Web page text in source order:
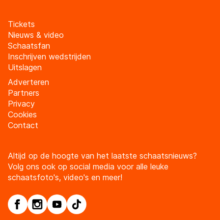
Tickets
Nieuws & video
Schaatsfan
Inschrijven wedstrijden
Uitslagen
Adverteren
Partners
Privacy
Cookies
Contact
Altijd op de hoogte van het laatste schaatsnieuws?
Volg ons ook op social media voor alle leuke
schaatsfoto's, video's en meer!